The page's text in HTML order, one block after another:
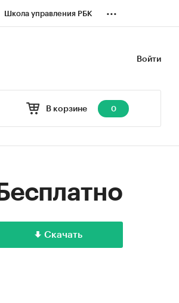
Школа управления РБК ...
Войти
В корзине 0
Бесплатно
Скачать